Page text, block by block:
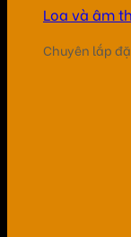
Loa và âm
Chuyên lắp